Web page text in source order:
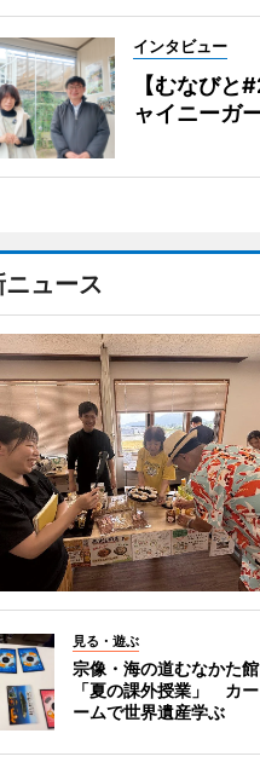
インタビュー
【むなびと
ャイニーガ
ュース
見る・遊ぶ
宗像・海の道むなかた
「夏の課外授業」 カ
ームで世界遺産学ぶ